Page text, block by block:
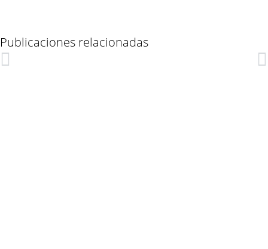
Publicaciones relacionadas